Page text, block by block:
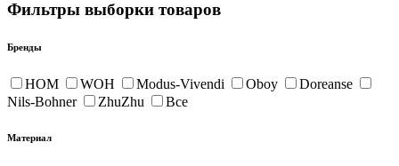
Фильтры выборки товаров
Бренды
HOM WOH Modus-Vivendi Oboy
Doreanse
Nils-Bohner
ZhuZhu Все
Материал